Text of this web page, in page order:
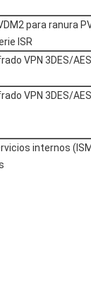
para ranura
ISR
VPN 3DES/
VPN 3DES/
internos